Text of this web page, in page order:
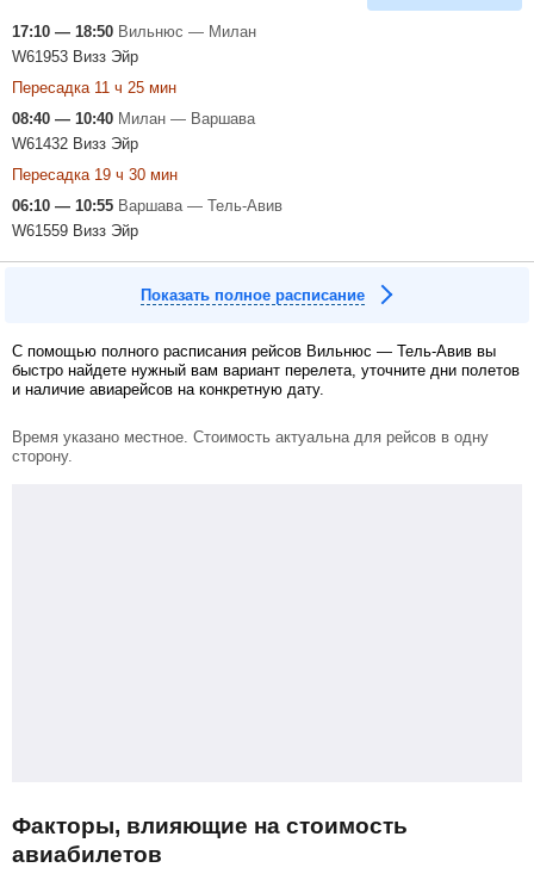
17:10 — 18:50 Вильнюс — Милан
W61953 Визз Эйр
Пересадка 11 ч 25 мин
08:40 — 10:40 Милан — Варшава
W61432 Визз Эйр
Пересадка 19 ч 30 мин
06:10 — 10:55 Варшава — Тель-Авив
W61559 Визз Эйр
Показать полное расписание
С помощью полного расписания рейсов Вильнюс — Тель-Авив вы
быстро найдете нужный вам вариант перелета, уточните дни полетов
и наличие авиарейсов на конкретную дату.
Время указано местное. Стоимость актуальна для рейсов в одну
сторону.
Факторы, влияющие на стоимость
авиабилетов